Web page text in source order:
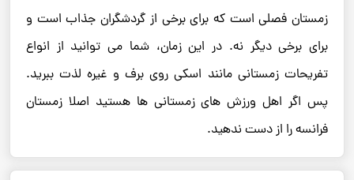
زمستان فصلی است که برای برخی از گردشگران جذاب است و
برای برخی دیگر نه. در این زمان، شما می توانید از انواع
تفریحات زمستانی مانند اسکی روی برف و غیره لذت ببرید.
پس اگر اهل ورزش های زمستانی ها هستید اصلا زمستان
فرانسه را از دست ندهید.